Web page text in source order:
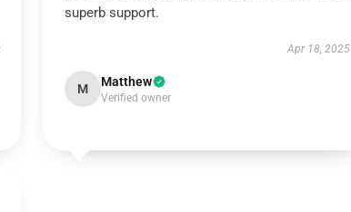
superb support.
Apr 18, 2025
M Matthew
Verified owner